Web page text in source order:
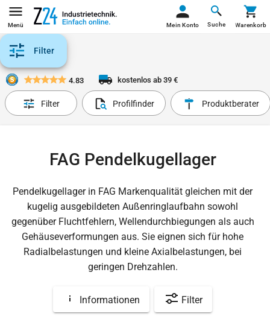
Menü Suche
Mein Konto Warenkorb
Filter
4.83 kostenlos ab 39 €
Filter Profilfinder Produktberater
FAG Pendelkugellager
Pendelkugellager in FAG Markenqualität gleichen mit der
kugelig ausgebildeten Außenringlaufbahn sowohl
gegenüber Fluchtfehlern, Wellendurchbiegungen als auch
Gehäuseverformungen aus. Sie eignen sich für hohe
Radialbelastungen und kleine Axialbelastungen, bei
geringen Drehzahlen.
Informationen Filter